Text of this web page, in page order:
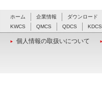
ホーム 企業情報 ダウンロード
KWCS
QMCS QDCS KDCS
個人情報の取扱いについて